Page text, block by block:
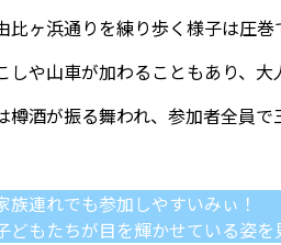
比ヶ浜通りを練り歩く様子は圧
しや山車が加わることもあり、
樽酒が振る舞われ、参加者全員
族連れでも参加しやすいみぃ！
どもたちが目を輝かせている姿